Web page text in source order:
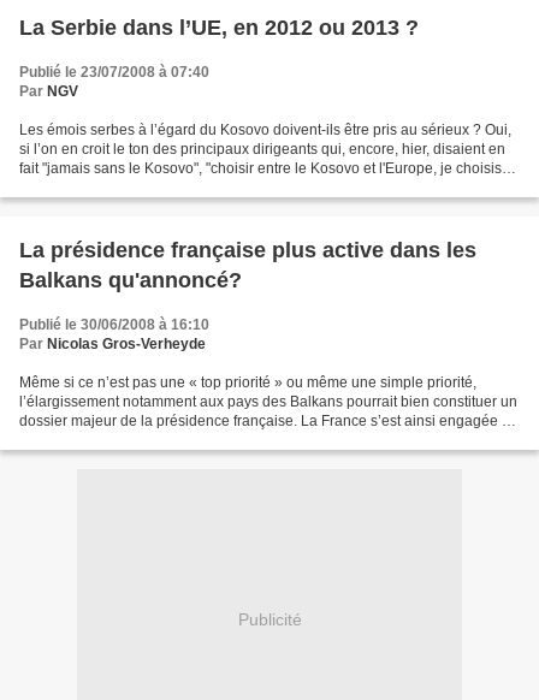
La Serbie dans l’UE, en 2012 ou 2013 ?
Publié le 23/07/2008 à 07:40
Par NGV
Les émois serbes à l’égard du Kosovo doivent-ils être pris au sérieux ? Oui,
si l’on en croit le ton des principaux dirigeants qui, encore, hier, disaient en
fait "jamais sans le Kosovo", "choisir entre le Kosovo et l'Europe, je choisis
La présidence française plus active dans les
Balkans qu'annoncé?
Publié le 30/06/2008 à 16:10
Par Nicolas Gros-Verheyde
Même si ce n’est pas une « top priorité » ou même une simple priorité,
l’élargissement notamment aux pays des Balkans pourrait bien constituer un
dossier majeur de la présidence française. La France s’est ainsi engagée à
Publicité